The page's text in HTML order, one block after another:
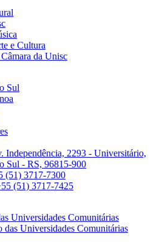
e Cultura
da Unisc
Sul
Independência, 2293 - Universitário,
Sul - RS, 96815-900
(51) 3717-7300
(51) 3717-7425